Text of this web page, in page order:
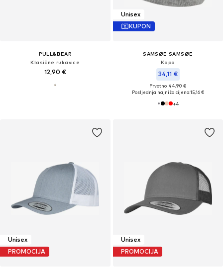
PULL&BEAR
Klasične rukavice
12,90 €
Unisex
KUPON
SAMSØE SAMSØE
Kapa
34,11 €
Prvotno: 44,90 €
Posljednja najniža cijena:15,16 €
+4
Unisex
PROMOCIJA
Unisex
PROMOCIJA